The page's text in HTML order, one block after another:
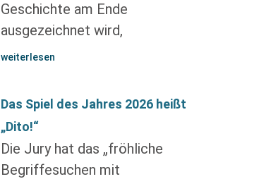
Geschichte am Ende
ausgezeichnet wird,
weiterlesen
Das Spiel des Jahres 2026 heißt
„Dito!“
Die Jury hat das „fröhliche
Begriffesuchen mit